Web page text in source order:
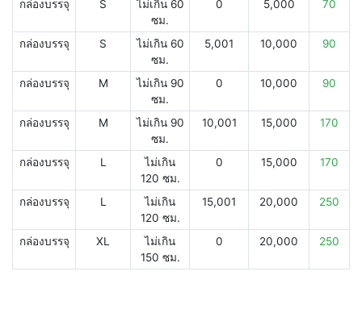
กล่องบรรจุ S
ไม่เกิน 60
ซม.
0 5,000 70
กล่องบรรจุ S
ไม่เกิน 60
ซม.
5,001 10,000 90
กล่องบรรจุ M
ไม่เกิน 90
ซม.
0 10,000 90
กล่องบรรจุ M
ไม่เกิน 90
ซม.
10,001 15,000 170
กล่องบรรจุ L
ไม่เกิน
120 ซม.
0 15,000 170
กล่องบรรจุ L
ไม่เกิน
120 ซม.
15,001 20,000 250
กล่องบรรจุ XL
ไม่เกิน
150 ซม.
0 20,000 250